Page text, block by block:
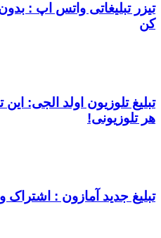
تیزر تبلیغاتی واتس اپ :
کن
تبلیغ تلوزیون اولد الجی:
هر تلوزیونی!
تبلیغ جدید آمازون :